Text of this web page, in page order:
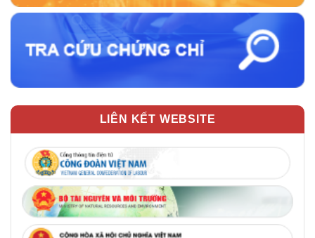
LIÊN KẾT WEBSITE